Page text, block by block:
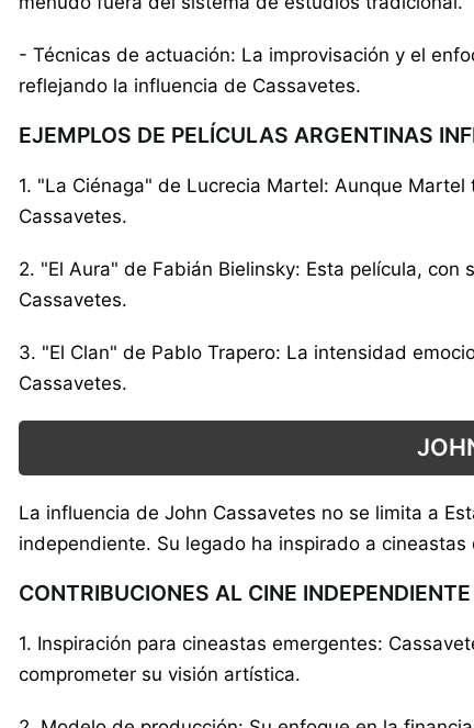
- Técnicas de actuación: La improvisación y el
reflejando la influencia de Cassavetes.
EJEMPLOS DE PELÍCULAS ARGENTINAS
1. "La Ciénaga" de Lucrecia Martel: Aunque
Cassavetes.
2. "El Aura" de Fabián Bielinsky: Esta película,
Cassavetes.
3. "El Clan" de Pablo Trapero: La intensidad
Cassavetes.
La influencia de John Cassavetes no se limita a
independiente. Su legado ha inspirado a
CONTRIBUCIONES AL CINE
1. Inspiración para cineastas emergentes:
comprometer su visión artística.